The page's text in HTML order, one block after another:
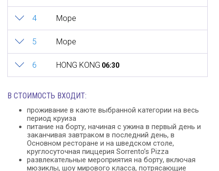
4 Море
5 Море
6 HONG KONG 06:30
В СТОИМОСТЬ ВХОДИТ:
проживание в каюте выбранной категории на весь
период круиза
питание на борту, начиная с ужина в первый день и
заканчивая завтраком в последний день, в
Основном ресторане и на шведском столе,
круглосуточная пиццерия Sorrento’s Pizza
развлекательные мероприятия на борту, включая
мюзиклы, шоу мирового класса, потрясающие